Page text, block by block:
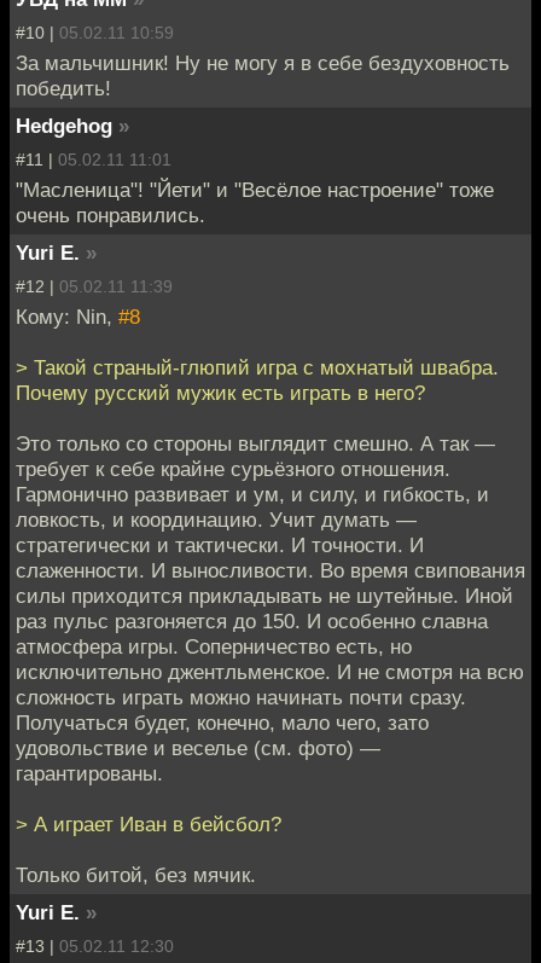
#10 | 05.02.11 10:59
За мальчишник! Ну не могу я в себе бездуховность
победить!
Hedgehog »
#11 | 05.02.11 11:01
"Масленица"! "Йети" и "Весёлое настроение" тоже
очень понравились.
Yuri E. »
#12 | 05.02.11 11:39
Кому: Nin, #8
> Такой страный-глюпий игра с мохнатый швабра.
Почему русский мужик есть играть в него?
Это только со стороны выглядит смешно. А так —
требует к себе крайне сурьёзного отношения.
Гармонично развивает и ум, и силу, и гибкость, и
ловкость, и координацию. Учит думать —
стратегически и тактически. И точности. И
слаженности. И выносливости. Во время свипования
силы приходится прикладывать не шутейные. Иной
раз пульс разгоняется до 150. И особенно славна
атмосфера игры. Соперничество есть, но
исключительно джентльменское. И не смотря на всю
сложность играть можно начинать почти сразу.
Получаться будет, конечно, мало чего, зато
удовольствие и веселье (см. фото) —
гарантированы.
> А играет Иван в бейсбол?
Только битой, без мячик.
Yuri E. »
#13 | 05.02.11 12:30